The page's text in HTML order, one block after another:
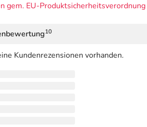
gem. EU-Produktsicherheitsverordnung
10
Kundenrezensionen vorhanden.